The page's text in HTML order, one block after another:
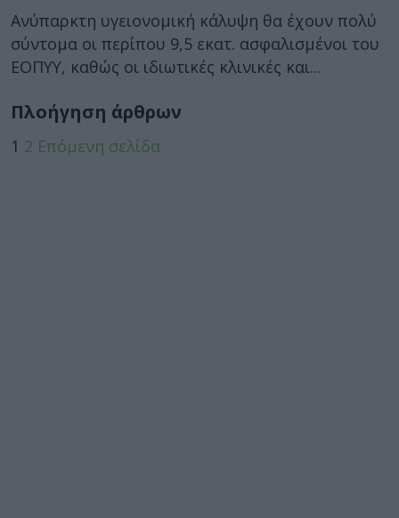
Ανύπαρκτη υγειονομική κάλυψη θα έχουν πολύ
σύντομα οι περίπου 9,5 εκατ. ασφαλισμένοι του
ΕΟΠΥΥ, καθώς οι ιδιωτικές κλινικές και...
Πλοήγηση άρθρων
1 2 Επόμενη σελίδα